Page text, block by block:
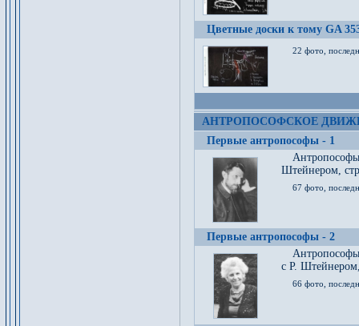
Цветные доски к тому GA
22 фото,
АНТРОПОСОФСКОЕ
Первые антропософы - 1
Штейнером,
67 фото,
Первые антропософы - 2
с Р.
66 фото,